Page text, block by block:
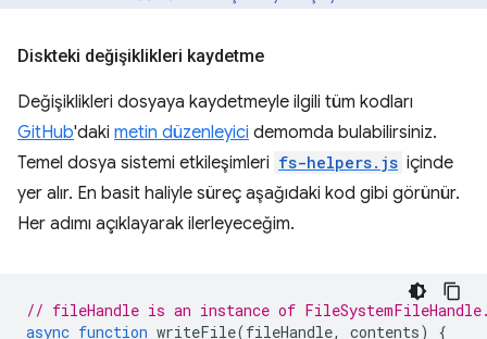
Diskteki değişiklikleri kaydetme
Değişiklikleri dosyaya kaydetmeyle ilgili tüm kodları
GitHub'daki metin düzenleyici demomda bulabilirsiniz.
Temel dosya sistemi etkileşimleri fs-helpers.js içinde
yer alır. En basit haliyle süreç aşağıdaki kod gibi görünür.
Her adımı açıklayarak ilerleyeceğim.
// fileHandle is an instance of
async function writeFile(fileHandle, contents)
{